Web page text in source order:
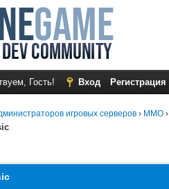
Гость! Вход Регистрация
игровых серверов › MMO ›